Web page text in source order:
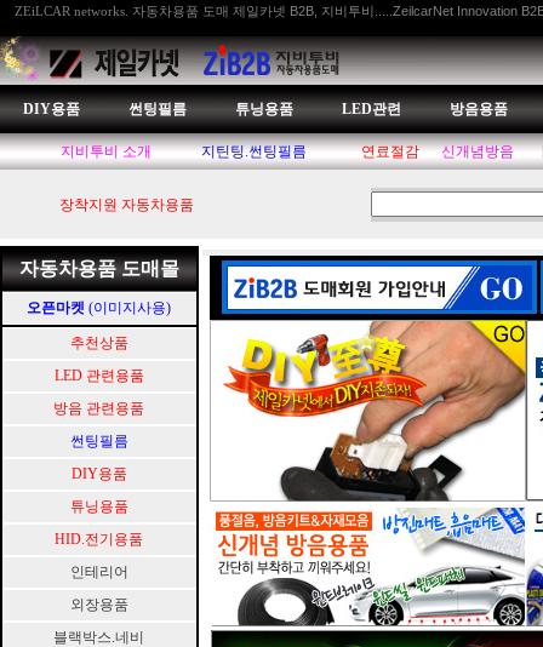
ZEiLCAR networks. 자동차용품 도매 제일카넷 B2B, 지비투비.....ZeilcarNet Innovation
DIY용품 썬팅필름 튜닝용품 LED관련 방음용품
지비투비 소개 지틴팅.썬팅필름 연료절감 신개념방음
장착지원 자동차용품
자동차용품 도매몰
오픈마켓 (이미지사용)
추천상품
LED 관련용품
방음 관련용품
썬팅필름
DIY용품
튜닝용품
HID.전기용품
인테리어
외장용품
블랙박스.네비